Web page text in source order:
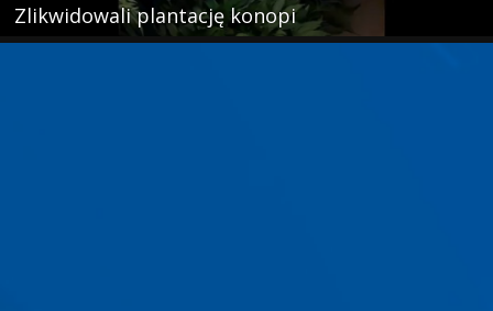
Zlikwidowali plantację konopi